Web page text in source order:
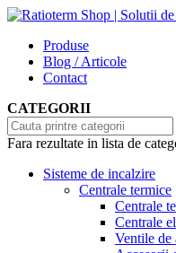
Produse
Blog / Articole
Contact
CATEGORII
Fara rezultate in lista de
Sisteme de incalzire
Centrale termice
Centrale
Centrale
Ventile de